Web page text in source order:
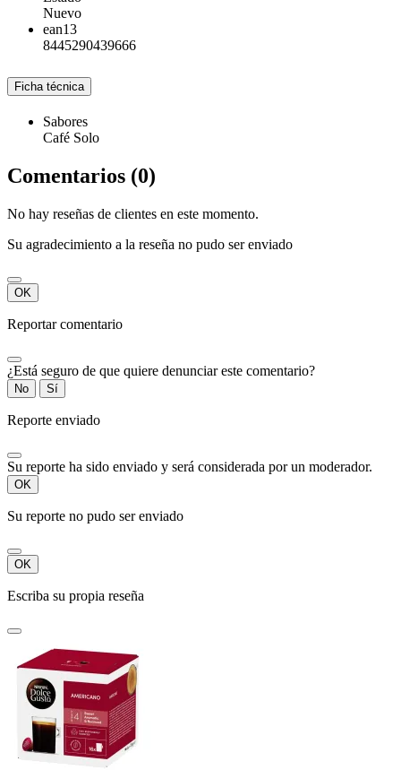
Nuevo
ean13
8445290439666
Ficha técnica
Sabores
Café Solo
Comentarios (0)
No hay reseñas de clientes en este momento.
Su agradecimiento a la reseña no pudo ser enviado
OK
Reportar comentario
¿Está seguro de que quiere denunciar este comentario?
No Sí
Reporte enviado
Su reporte ha sido enviado y será considerada por un moderador.
OK
Su reporte no pudo ser enviado
OK
Escriba su propia reseña